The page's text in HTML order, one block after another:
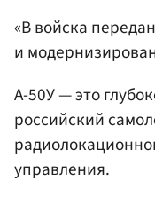
«В войска
и
А-50У — это
российский
управления.